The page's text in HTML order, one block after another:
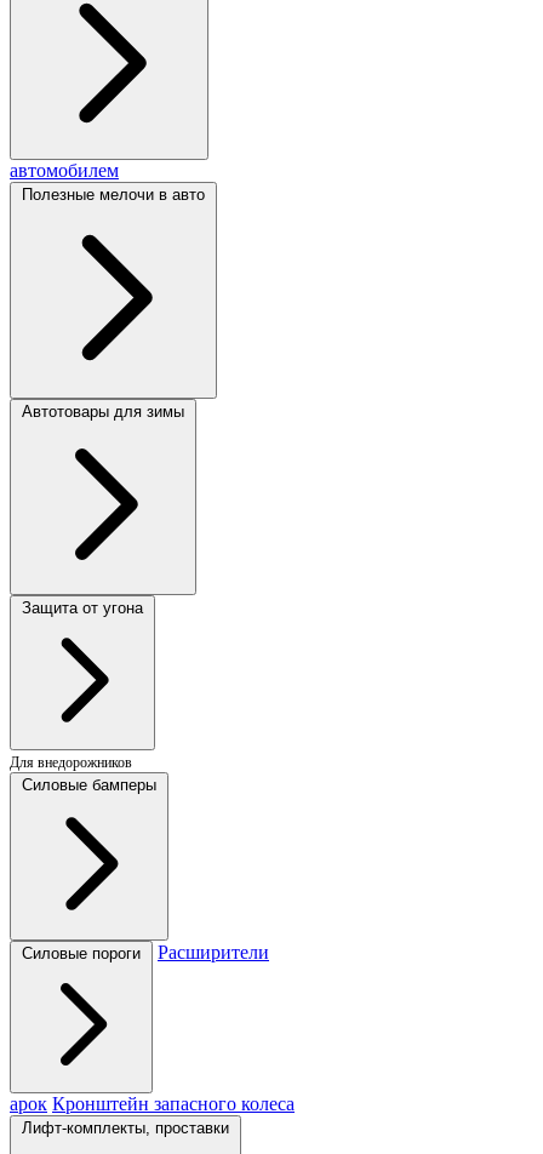
автомобилем
Полезные мелочи в авто
Автотовары для зимы
Защита от угона
Для внедорожников
Силовые бамперы
Силовые пороги Расширители
арок Кронштейн запасного колеса
Лифт-комплекты, проставки